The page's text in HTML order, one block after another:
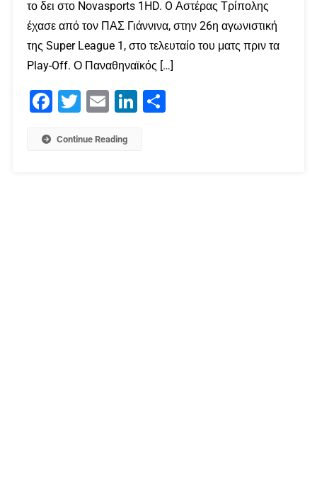
το δει στο Novasports 1HD. O Αστέρας Τρίπολης
έχασε από τον ΠΑΣ Γιάννινα, στην 26η αγωνιστική
της Super League 1, στο τελευταίο του ματς πριν τα
Play-Off. Ο Παναθηναϊκός […]
Facebook
Twitter Email LinkedIn
Continue Reading